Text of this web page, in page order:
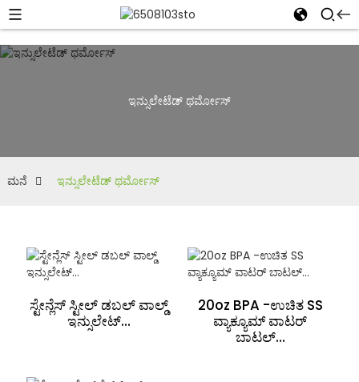
ಇನ್ಸುಲೇಟೆಡ್ ಥರ್ಮೋಸ್
ಮನೆ ಇನ್ಸುಲೇಟೆಡ್ ಥರ್ಮೋಸ್
ಸ್ಟೇನ್ಲೆಸ್ ಸ್ಟೀಲ್ ಡಬಲ್ ವಾಲ್ಡ್
ಇನ್ಸುಲೇಟ್...
20oz BPA -ಉಚಿತ SS
ವ್ಯಾಕ್ಯೂಮ್ ವಾಟರ್
ಬಾಟಲ್...